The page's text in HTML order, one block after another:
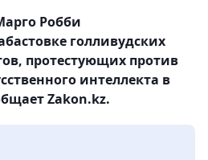
Робби
голливудских
протестующих против
интеллекта в
Zakon.kz.